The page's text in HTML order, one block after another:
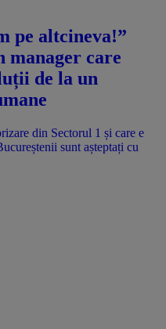
pe altcineva!”
manager care
de la un
din Sectorul 1 și care e
sunt așteptați cu